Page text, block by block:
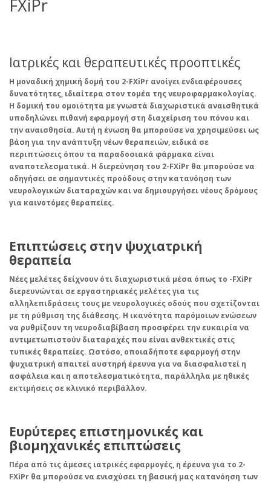
FXiPr
Ιατρικές και θεραπευτικές προοπτικές
Η μοναδική χημική δομή του 2-FXiPr ανοίγει ενδιαφέρουσες
δυνατότητες, ιδιαίτερα στον τομέα τηςνευροφαρμακολογίας.
Η δομική του ομοιότητα με γνωστά διαχωριστικά αναισθητικά
υποδηλώνει πιθανή εφαρμογή στη διαχείριση του πόνου και
την αναισθησία. Αυτή η ένωση θα μπορούσε να χρησιμεύσει ως
βάση για την ανάπτυξη νέων θεραπειών, ειδικά σε
περιπτώσεις όπου τα παραδοσιακά φάρμακα είναι
αναποτελεσματικά. Η διερεύνηση του 2-FXiPr θα μπορούσε να
οδηγήσει σε σημαντικές προόδους στην κατανόηση των
νευρολογικών διαταραχών και να δημιουργήσει νέους δρόμους
για καινοτόμες θεραπείες.
Επιπτώσεις στην ψυχιατρική
θεραπεία
Νέες μελέτες δείχνουν ότι διαχωριστικά μέσα όπως το -FXiPr
διερευνώνται σε εργαστηριακές μελέτες για τις
αλληλεπιδράσεις τους με νευρολογικές οδούς που σχετίζονται
με τη ρύθμιση της διάθεσης. Η ικανότητα παρόμοιων ενώσεων
να ρυθμίζουν τη νευροδιαβίβαση προσφέρει την ευκαιρία να
αντιμετωπιστούν διαταραχές που είναι ανθεκτικές στις
τυπικές θεραπείες. Ωστόσο, οποιαδήποτε εφαρμογή στην
ψυχιατρική απαιτεί αυστηρή έρευνα για να διασφαλιστεί η
ασφάλεια και η αποτελεσματικότητα, παράλληλα με ηθικές
εκτιμήσεις σε κλινικό περιβάλλον.
Ευρύτερες επιστημονικές και
βιομηχανικές επιπτώσεις
Πέρα από τις άμεσες ιατρικές εφαρμογές, η έρευνα για το 2-
FXiPr θα μπορούσε να ενισχύσει τη βασική μας κατανόηση των